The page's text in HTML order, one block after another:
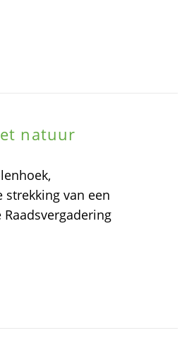
natuur
van een